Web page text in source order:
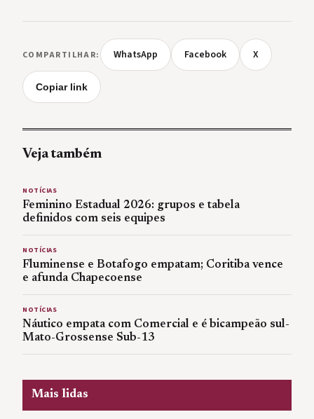
COMPARTILHAR: WhatsApp Facebook X
Copiar link
Veja também
NOTÍCIAS
Feminino Estadual 2026: grupos e tabela
definidos com seis equipes
NOTÍCIAS
Fluminense e Botafogo empatam; Coritiba vence
e afunda Chapecoense
NOTÍCIAS
Náutico empata com Comercial e é bicampeão sul-
Mato-Grossense Sub-13
Mais lidas